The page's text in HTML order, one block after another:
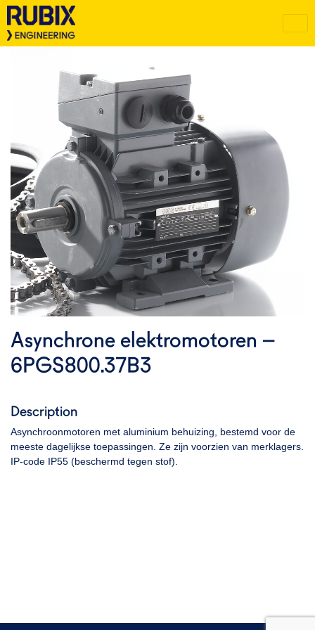
Asynchrone elektromotoren –
6PGS800.37B3
Description
Asynchroonmotoren met aluminium behuizing, bestemd voor de
meeste dagelijkse toepassingen. Ze zijn voorzien van merklagers.
IP-code IP55 (beschermd tegen stof).